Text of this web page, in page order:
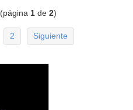
(página1 de2)
2 Siguiente